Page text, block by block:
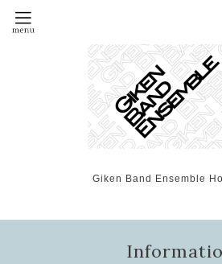
Giken Band Ensemble